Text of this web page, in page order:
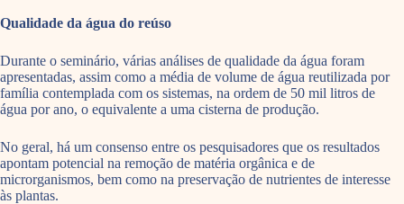
Qualidade da água do reúso
Durante o seminário, várias análises de qualidade da água foram
apresentadas, assim como a média de volume de água reutilizada por
família contemplada com os sistemas, na ordem de 50 mil litros de
água por ano, o equivalente a uma cisterna de produção.
No geral, há um consenso entre os pesquisadores que os resultados
apontam potencial na remoção de matéria orgânica e de
microrganismos, bem como na preservação de nutrientes de interesse
às plantas.